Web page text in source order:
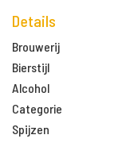
Details
Brouwerij
Bierstijl
Alcohol
Categorie
Spijzen